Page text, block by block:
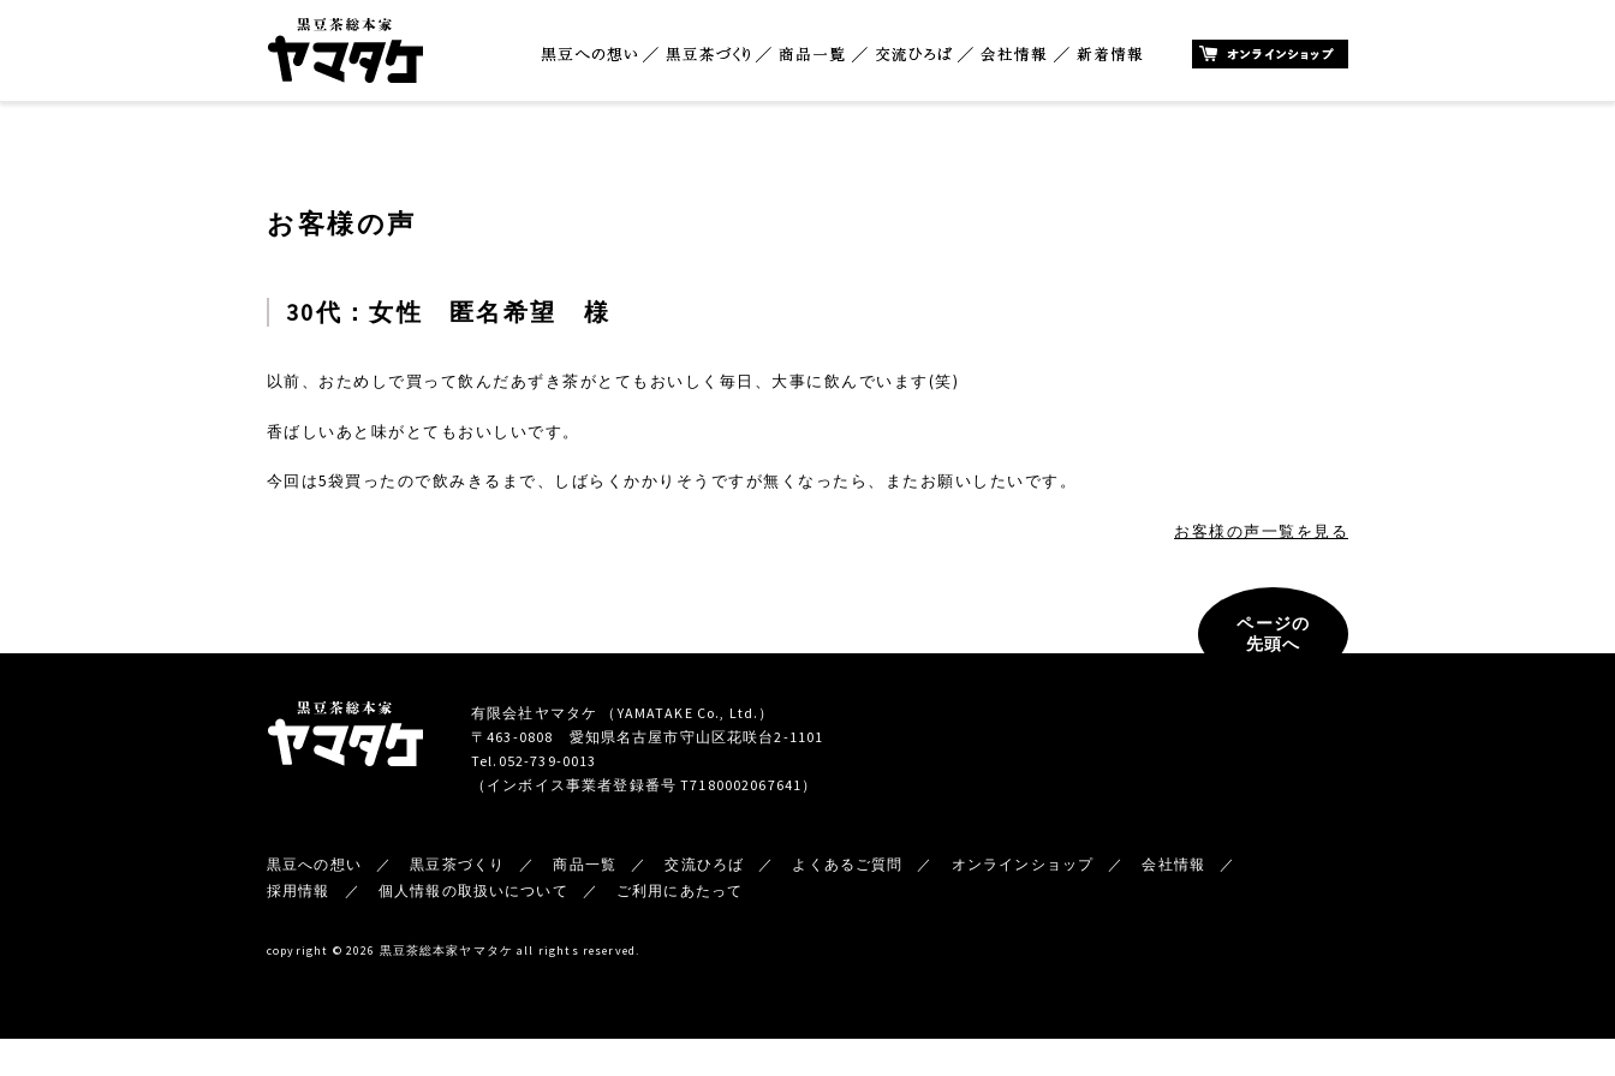
お客様の声
30代：女性 匿名希望 様
以前、おためしで買って飲んだあずき茶がとてもおいしく毎日、大事に飲んでいます(笑)
香ばしいあと味がとてもおいしいです。
今回は5袋買ったので飲みきるまで、しばらくかかりそうですが無くなったら、またお願いしたいです。
お客様の声一覧を見る
ページの
先頭へ
有限会社ヤマタケ （YAMATAKE Co., Ltd.）
〒463-0808 愛知県名古屋市守山区花咲台2-1101
Tel.052-739-0013
（インボイス事業者登録番号 T7180002067641）
黒豆への想い 黒豆茶づくり 商品一覧 交流ひろば よくあるご質問 オンラインショップ
会社情報
採用情報
個人情報の取扱いについて ご利用にあたって
copyright © 2026 黒豆茶総本家ヤマタケ all rights reserved.